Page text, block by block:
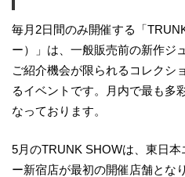
毎月2日間のみ開催する「
ー）」は、一般販売前の新作ジ
ご紹介機会が限られるコレクシ
るイベントです。月内で最も多
なっております。
5月のTRUNK SHOWは、東日
ー新宿店が最初の開催店舗とな